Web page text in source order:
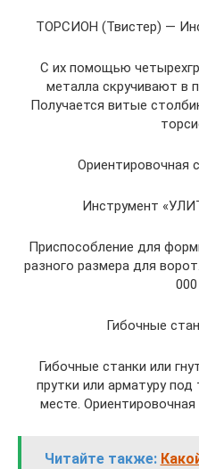
ТОРСИОН (Твистер) —
С их помощью
металла скручивают в
Получается витые
Ориентировочная
Инструмент
Приспособление для
разного размера для
Гибочные
Гибочные станки или
прутки или арматуру
месте.
Читайте также: